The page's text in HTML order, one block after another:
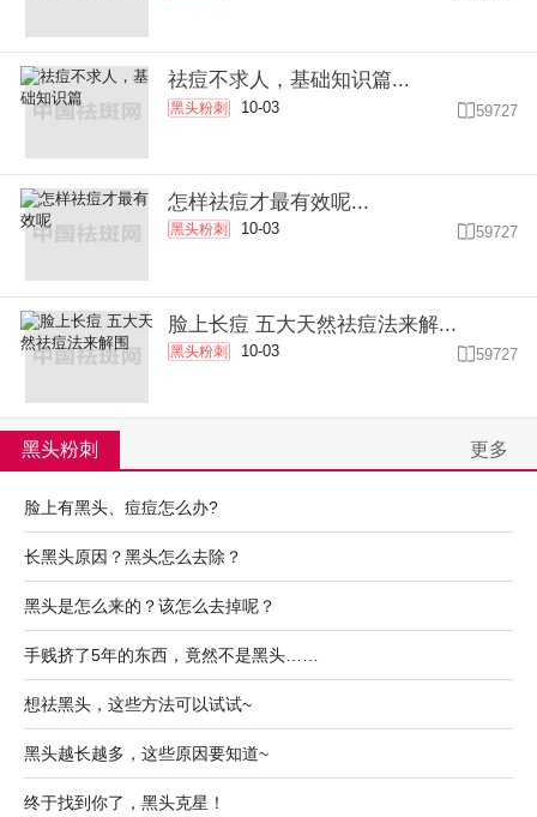
祛痘不求人，基础知识篇...
黑头粉刺 10-03 59727
怎样祛痘才最有效呢...
黑头粉刺 10-03 59727
脸上长痘 五大天然祛痘法来解...
黑头粉刺 10-03 59727
黑头粉刺 更多
脸上有黑头、痘痘怎么办?
长黑头原因？黑头怎么去除？
黑头是怎么来的？该怎么去掉呢？
手贱挤了5年的东西，竟然不是黑头……
想祛黑头，这些方法可以试试~
黑头越长越多，这些原因要知道~
终于找到你了，黑头克星！